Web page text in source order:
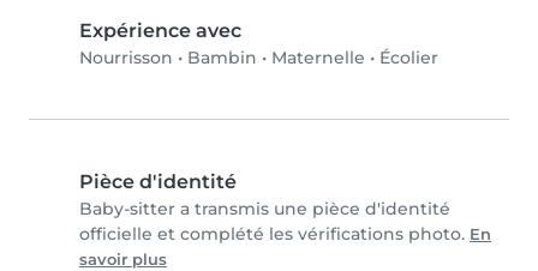
Expérience avec
Nourrisson • Bambin • Maternelle • Écolier
Pièce d'identité
Baby-sitter a transmis une pièce d'identité
officielle et complété les vérifications photo. En
savoir plus